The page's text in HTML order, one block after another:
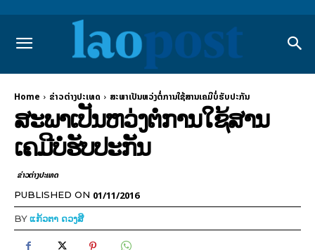
Home ຂ່າວຕ່າງປະເທດ ສະພາເປັນຫວ່ງຕໍ່ການໃຊ້ສານເຄມີບໍ່ຮັບປະກັນ
ສະພາເປັນຫວ່ງຕໍ່ການໃຊ້ສານ
ເຄມີບໍ່ຮັບປະກັນ
ຂ່າວຕ່າງປະເທດ
PUBLISHED ON 01/11/2016
BYແກ້ວຕາ ດວງສີ